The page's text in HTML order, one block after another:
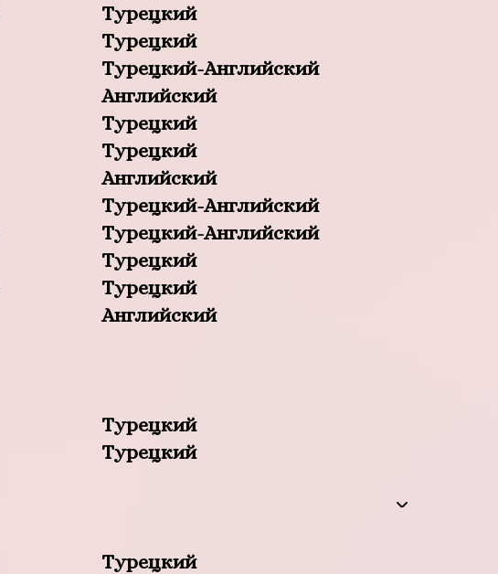
Турецкий
Турецкий
Турецкий-Английский
Английский
Турецкий
Турецкий
Английский
Турецкий-Английский
Турецкий-Английский
Турецкий
Турецкий
Английский
Турецкий
Турецкий
Турецкий